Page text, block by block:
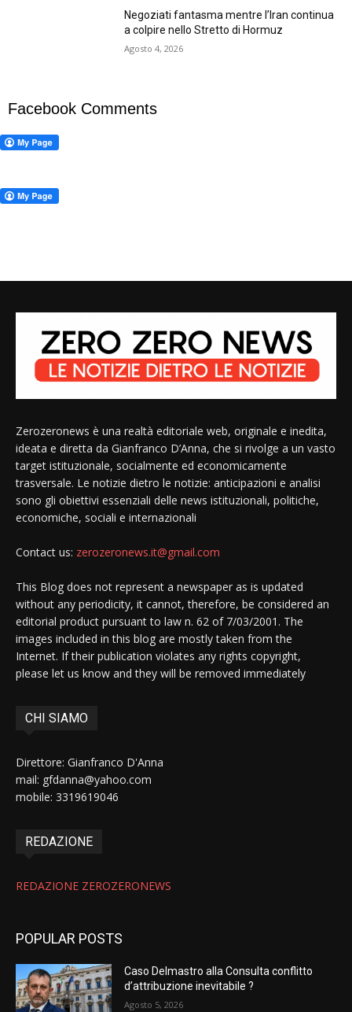
Negoziati fantasma mentre l’Iran continua
a colpire nello Stretto di Hormuz
Agosto 4, 2026
Facebook Comments
Zerozeronews è una realtà editoriale web, originale e inedita,
ideata e diretta da Gianfranco D’Anna, che si rivolge a un vasto
target istituzionale, socialmente ed economicamente
trasversale. Le notizie dietro le notizie: anticipazioni e analisi
sono gli obiettivi essenziali delle news istituzionali, politiche,
economiche, sociali e internazionali
Contact us: zerozeronews.it@gmail.com
This Blog does not represent a newspaper as is updated
without any periodicity, it cannot, therefore, be considered an
editorial product pursuant to law n. 62 of 7/03/2001. The
images included in this blog are mostly taken from the
Internet. If their publication violates any rights copyright,
please let us know and they will be removed immediately
CHI SIAMO
Direttore: Gianfranco D'Anna
mail: gfdanna@yahoo.com
mobile: 3319619046
REDAZIONE
REDAZIONE ZEROZERONEWS
POPULAR POSTS
Caso Delmastro alla Consulta conflitto
d’attribuzione inevitabile ?
Agosto 5, 2026